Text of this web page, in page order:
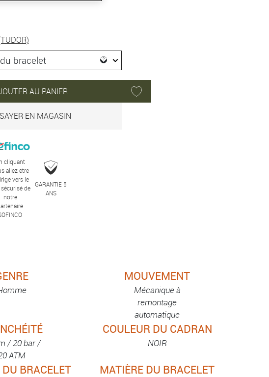
AU PANIER
EN MAGASIN
cliquant
allez être
vers le
de
notre
GARANTIE 5
ANS
MOUVEMENT
Mécanique à
remontage
automatique
/ 20 bar /
ATM
COULEUR DU CADRAN
NOIR
BRACELET MATIÈRE DU BRACELET